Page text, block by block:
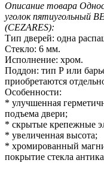
Описание товара
уголок пятиугольный
(CEZARES):
Тип дверей: одна
Стекло: 6 мм.
Исполнение: хром.
Поддон: тип Р или
приобретаются
Особенности:
* улучшенная
подъема двери;
* скрытые крепежные
* увеличенная высота;
* хромированный
покрытие стекла